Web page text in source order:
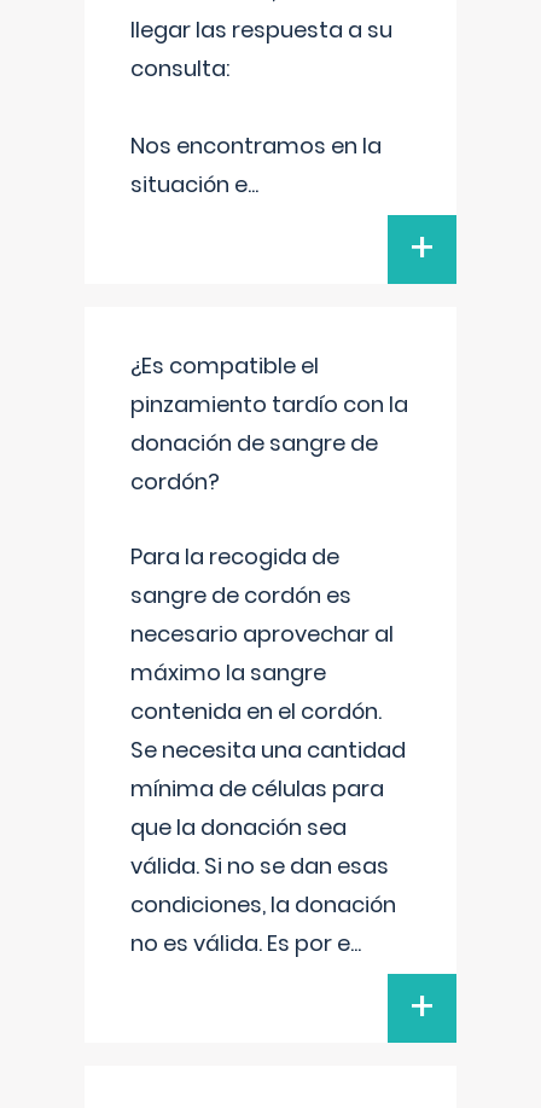
llegar las respuesta a su
consulta:
Nos encontramos en la
situación e...
+
¿Es compatible el
pinzamiento tardío con la
donación de sangre de
cordón?
Para la recogida de
sangre de cordón es
necesario aprovechar al
máximo la sangre
contenida en el cordón.
Se necesita una cantidad
mínima de células para
que la donación sea
válida. Si no se dan esas
condiciones, la donación
no es válida. Es por e...
+